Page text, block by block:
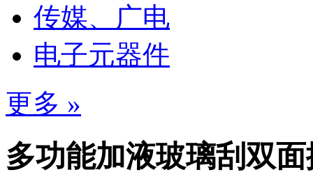
传媒、广电
电子元器件
更多 »
多功能加液玻璃刮双